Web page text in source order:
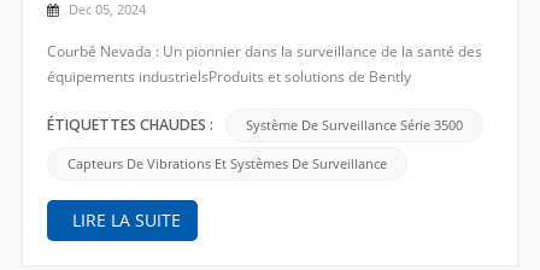
Dec 05, 2024
Courbé Nevada : Un pionnier dans la surveillance de la santé des
équipements industrielsProduits et solutions de Bently
capteurs de vibrations de Bently Nevada sont largement utilisés
ÉTIQUETTES CHAUDES : Système De Surveillance Série 3500
Capteurs De Vibrations Et Systèmes De Surveillance
LIRE LA SUITE